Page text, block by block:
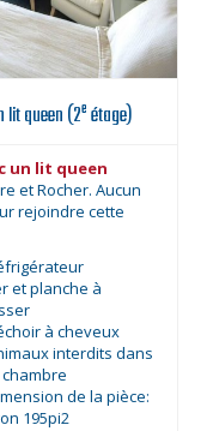
lit queen (2e étage)
un lit queen
et Rocher. Aucun
rejoindre cette
et planche à
à cheveux
interdits dans
de la pièce:
195pi2